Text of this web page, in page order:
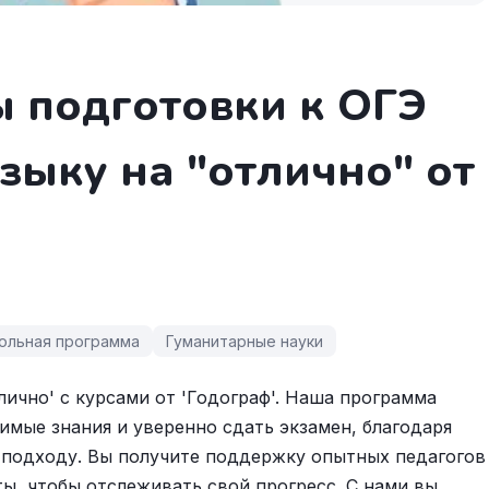
к ОГЭ
на "отлично" от
программа Гуманитарные науки
с курсами от 'Годограф'. Наша программа
знания и уверенно сдать экзамен, благодаря
Вы получите поддержку опытных педагогов